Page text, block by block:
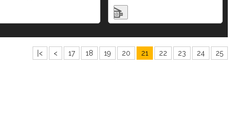
|< < 17 18 19 20 21 22 23 24 25